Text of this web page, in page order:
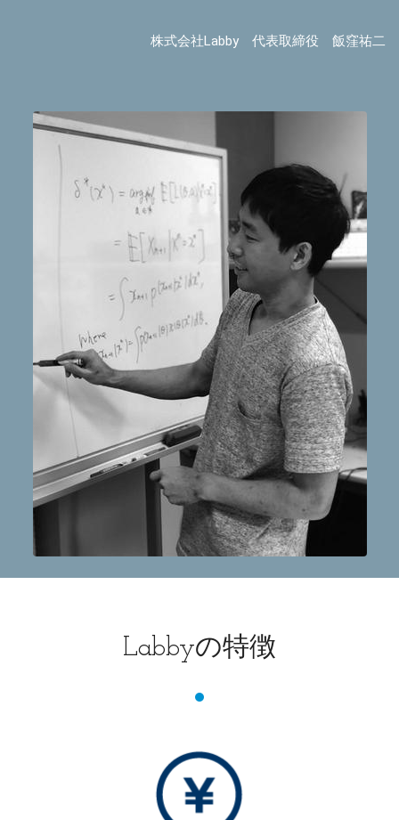
株式会社Labby 代表取締役 飯窪祐二
Labbyの特徴